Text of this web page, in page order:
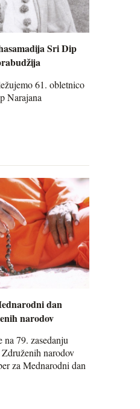
Sri Dip
61. obletnico
Narajana
dan
narodov
na 79. zasedanju
narodov
za Mednarodni dan